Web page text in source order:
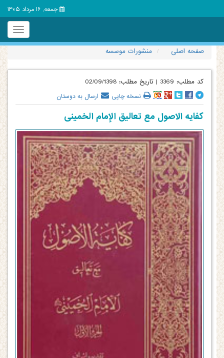
جمعه, 16 مرداد 1405
Toggle
صفحه اصلی
منشورات موسسه
کد مطلب: 3369
| تاریخ مطلب: 02/09/1398
نسخه چاپی ارسال به دوستان
کفایه الاصول مع تعالیق الإمام الخمینی